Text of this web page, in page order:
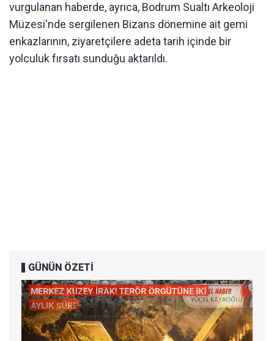
vurgulanan haberde, ayrıca, Bodrum Sualtı Arkeoloji
Müzesi'nde sergilenen Bizans dönemine ait gemi
enkazlarının, ziyaretçilere adeta tarih içinde bir
yolculuk fırsatı sunduğu aktarıldı.
GÜNÜN ÖZETİ